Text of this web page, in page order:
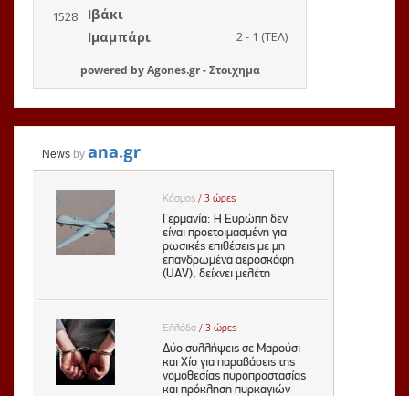
powered byAgones.gr-Στοιχημα